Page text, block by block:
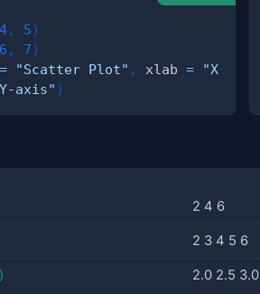
4, 5)
6 , 7)
= "Scatter Plot" , xlab =
"X
axis" )
2 4 6
2 3 4 5 6
2.0 2.5 3.0